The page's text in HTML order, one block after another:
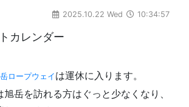
2025.10.22 Wed 10:34:57
カレンダー
ロープウェイ は運休に入ります。
岳を訪れる方はぐっと少なくなり、